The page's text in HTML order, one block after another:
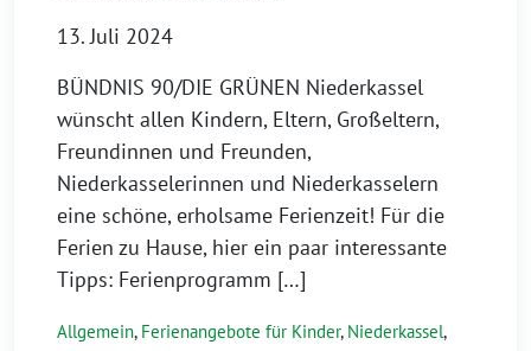
13. Juli 2024
BÜNDNIS 90/DIE GRÜNEN Niederkassel
wünscht allen Kindern, Eltern, Großeltern,
Freundinnen und Freunden,
Niederkasselerinnen und Niederkasselern
eine schöne, erholsame Ferienzeit! Für die
Ferien zu Hause, hier ein paar interessante
Tipps: Ferienprogramm […]
Allgemein, Ferienangebote für Kinder, Niederkassel,